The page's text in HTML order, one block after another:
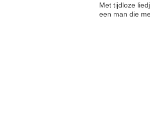
Met tijdloze
een man die